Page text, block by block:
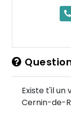
Existe t'il
Cernin-de-